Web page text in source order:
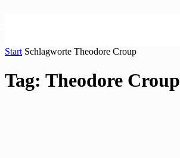
Start Schlagworte Theodore Croup
Tag: Theodore Croup